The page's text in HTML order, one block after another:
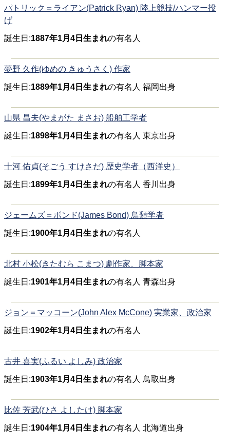
パトリック＝ライアン(Patrick Ryan) 陸上競技/ハンマー投
げ
誕生日:1887年1月4日生まれの有名人
夢野 久作(ゆめの きゅうさく) 作家
誕生日:1889年1月4日生まれの有名人 福岡出身
山県 昌夫(やまがた まさお) 船舶工学者
誕生日:1898年1月4日生まれの有名人 東京出身
十河 佑貞(そごう すけさだ) 歴史学者（西洋史）
誕生日:1899年1月4日生まれの有名人 香川出身
ジェームズ＝ボンド(James Bond) 鳥類学者
誕生日:1900年1月4日生まれの有名人
北村 小松(きたむら こまつ) 劇作家、脚本家
誕生日:1901年1月4日生まれの有名人 青森出身
ジョン＝マッコーン(John Alex McCone) 実業家、政治家
誕生日:1902年1月4日生まれの有名人
古井 喜実(ふるい よしみ) 政治家
誕生日:1903年1月4日生まれの有名人 鳥取出身
比佐 芳武(ひさ よしたけ) 脚本家
誕生日:1904年1月4日生まれの有名人 北海道出身